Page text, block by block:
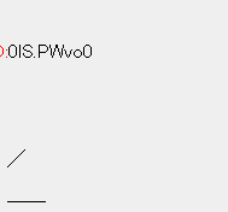
0lS.PWvo0
──